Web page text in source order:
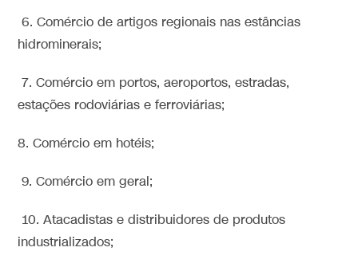
6. Comércio de artigos regionais nas estâncias
hidrominerais;
7. Comércio em portos, aeroportos, estradas,
estações rodoviárias e ferroviárias;
8. Comércio em hotéis;
9. Comércio em geral;
10. Atacadistas e distribuidores de produtos
industrializados;